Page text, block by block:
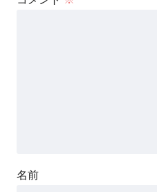
名前